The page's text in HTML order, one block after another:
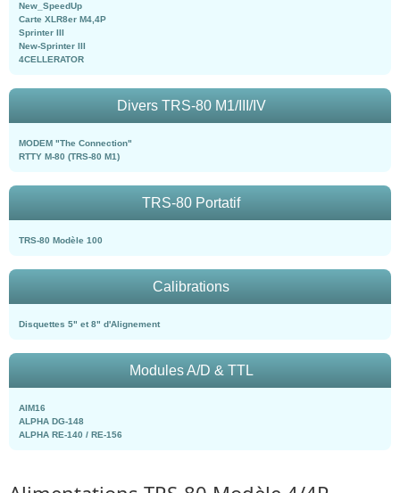
New_SpeedUp
Carte XLR8er M4,4P
Sprinter III
New-Sprinter III
4CELLERATOR
Divers TRS-80 M1/III/IV
MODEM "The Connection"
RTTY M-80 (TRS-80 M1)
TRS-80 Portatif
TRS-80 Modèle 100
Calibrations
Disquettes 5" et 8" d'Alignement
Modules A/D & TTL
AIM16
ALPHA DG-148
ALPHA RE-140 / RE-156